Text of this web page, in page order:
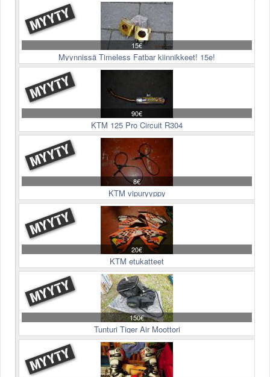
15€
Myynnissä Timeless Fatbar kiinnikkeet! 15e!
90€
KTM 125 Pro Circuit R304
8€
KTM vipuryyppy
20€
KTM etukatteet
150€
Tunturi Tiger Air Moottori